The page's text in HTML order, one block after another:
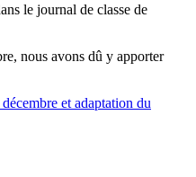
le journal de classe de
nous avons dû y apporter
et adaptation du